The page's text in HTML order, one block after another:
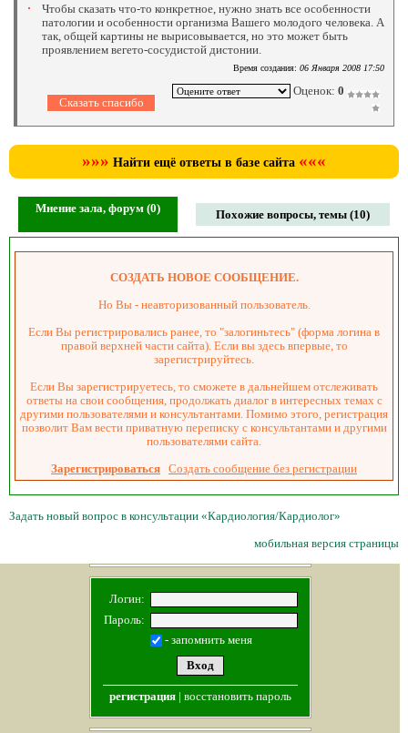
Чтобы сказать что-то конкретное, нужно знать все особенности
патологии и особенности организма Вашего молодого человека. А
так, общей картины не вырисовывается, но это может быть
проявлением вегето-сосудистой дистонии.
Время создания: 06 Января 2008 17:50
Оценок: 0
»»» Найти ещё ответы в базе сайта «««
Мнение зала, форум (0) Похожие вопросы, темы (10)
СОЗДАТЬ НОВОЕ СООБЩЕНИЕ.
Но Вы - неавторизованный пользователь.
Если Вы регистрировались ранее, то "залогиньтесь" (форма логина в
правой верхней части сайта). Если вы здесь впервые, то
зарегистрируйтесь.
Если Вы зарегистрируетесь, то сможете в дальнейшем отслеживать
ответы на свои сообщения, продолжать диалог в интересных темах с
другими пользователями и консультантами. Помимо этого, регистрация
позволит Вам вести приватную переписку с консультантами и другими
пользователями сайта.
Зарегистрироваться Создать сообщение без регистрации
Задать новый вопрос в консультации «Кардиология/Кардиолог»
мобильная версия страницы
Логин:
Пароль:
- запомнить меня
регистрация| восстановить пароль